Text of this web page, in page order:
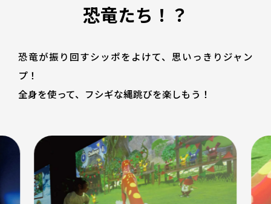
恐竜たち！？
恐竜が振り回すシッポをよけて、思いっきりジャン
プ！
全身を使って、フシギな縄跳びを楽しもう！